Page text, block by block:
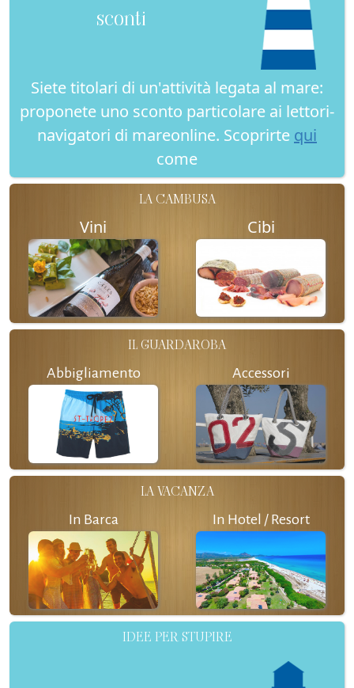
sconti
Siete titolari di un'attività legata al mare:
proponete uno sconto particolare ai lettori-
navigatori di mareonline. Scoprirte qui
come
LA CAMBUSA
Vini Cibi
IL GUARDAROBA
Abbigliamento Accessori
LA VACANZA
In Barca In Hotel / Resort
IDEE PER STUPIRE